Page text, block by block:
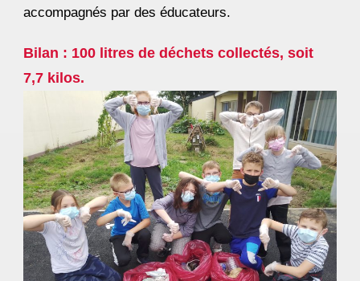
accompagnés par des éducateurs.
Bilan : 100 litres de déchets collectés, soit
7,7 kilos.